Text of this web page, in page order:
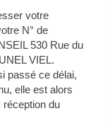
votre
N° de
530 Rue du
VIEL.
passé ce délai,
elle est alors
réception du